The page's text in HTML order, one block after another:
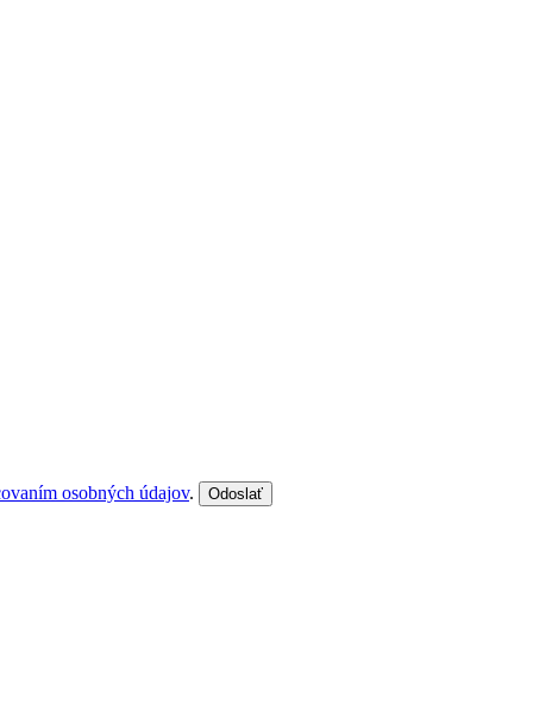
osobných údajov. Odoslať